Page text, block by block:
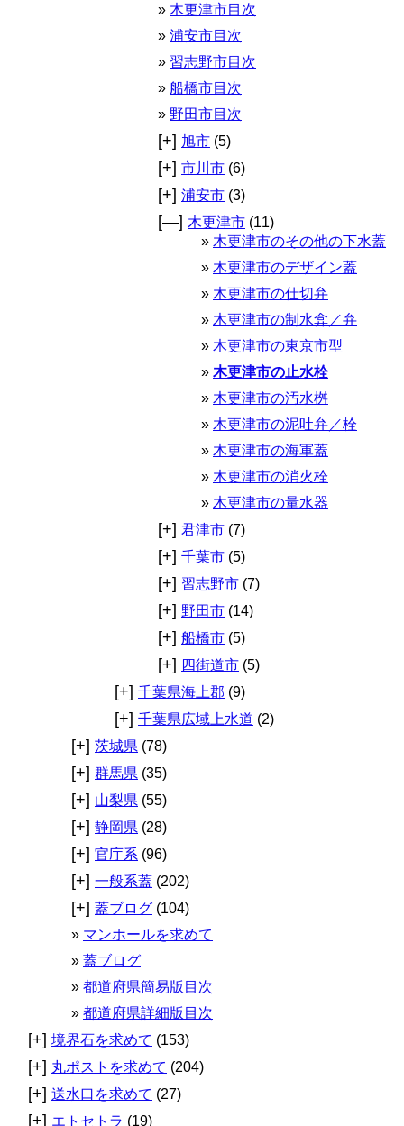
木更津市目次
浦安市目次
習志野市目次
船橋市目次
野田市目次
[+] 旭市 (5)
[+] 市川市 (6)
[+] 浦安市 (3)
[—] 木更津市 (11)
木更津市のその他の下水蓋
木更津市のデザイン蓋
木更津市の仕切弁
木更津市の制水弇／弁
木更津市の東京市型
木更津市の止水栓
木更津市の汚水桝
木更津市の泥吐弁／栓
木更津市の海軍蓋
木更津市の消火栓
木更津市の量水器
[+] 君津市 (7)
[+] 千葉市 (5)
[+] 習志野市 (7)
[+] 野田市 (14)
[+] 船橋市 (5)
[+] 四街道市 (5)
[+] 千葉県海上郡 (9)
[+] 千葉県広域上水道 (2)
[+] 茨城県 (78)
[+] 群馬県 (35)
[+] 山梨県 (55)
[+] 静岡県 (28)
[+] 官庁系 (96)
[+] 一般系蓋 (202)
[+] 蓋ブログ (104)
マンホールを求めて
蓋ブログ
都道府県簡易版目次
都道府県詳細版目次
[+] 境界石を求めて (153)
[+] 丸ポストを求めて (204)
[+] 送水口を求めて (27)
[+] エトセトラ (19)